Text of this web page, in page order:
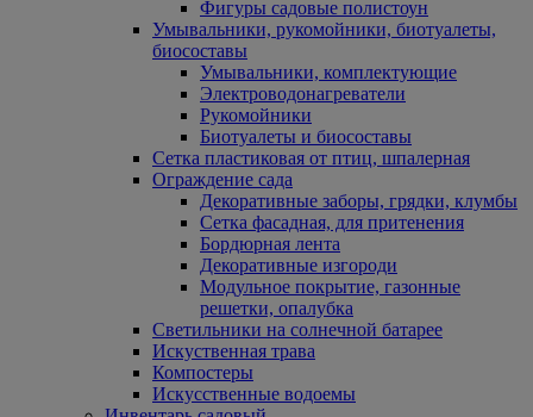
Фигуры садовые полистоун
Умывальники, рукомойники, биотуалеты,
биосоставы
Умывальники, комплектующие
Электроводонагреватели
Рукомойники
Биотуалеты и биосоставы
Сетка пластиковая от птиц, шпалерная
Ограждение сада
Декоративные заборы, грядки, клумбы
Сетка фасадная, для притенения
Бордюрная лента
Декоративные изгороди
Модульное покрытие, газонные
решетки, опалубка
Светильники на солнечной батарее
Искуственная трава
Компостеры
Искусственные водоемы